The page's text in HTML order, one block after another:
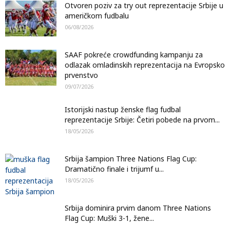
Otvoren poziv za try out reprezentacije Srbije u
američkom fudbalu
06/08/2026
SAAF pokreće crowdfunding kampanju za
odlazak omladinskih reprezentacija na Evropsko
prvenstvo
09/07/2026
Istorijski nastup ženske flag fudbal
reprezentacije Srbije: Četiri pobede na prvom...
18/05/2026
Srbija šampion Three Nations Flag Cup:
Dramatično finale i trijumf u...
18/05/2026
Srbija dominira prvim danom Three Nations
Flag Cup: Muški 3-1, žene...